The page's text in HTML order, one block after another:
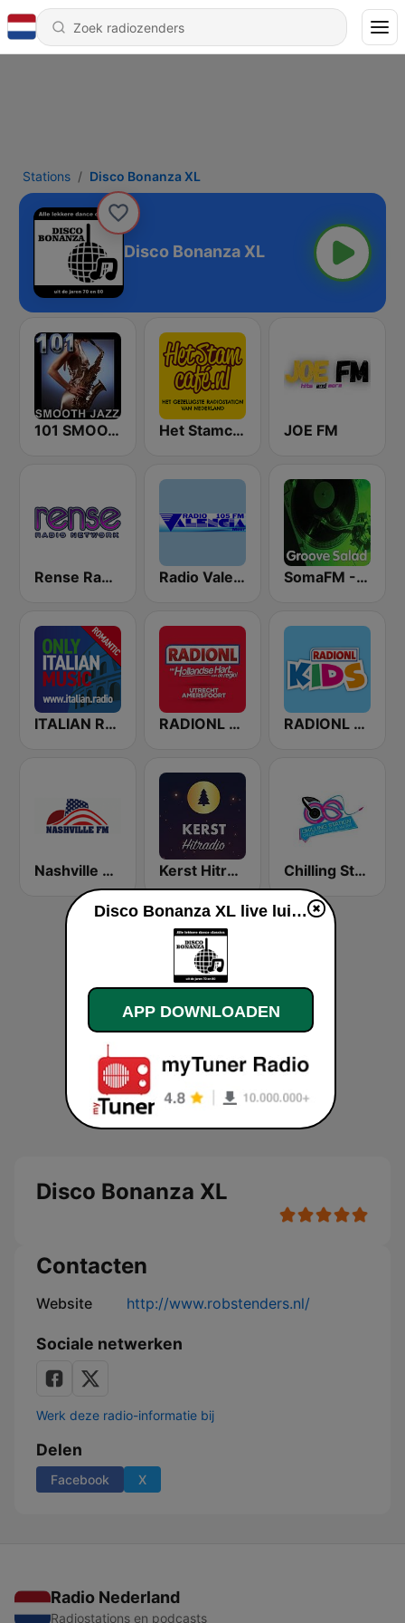
Stations Disco Bonanza XL
Disco Bonanza XL
101 SMOOTH JAZZ Het Stamcafe.nl JOE FM
Rense Radio Network Radio Valencia SomaFM - Groove Salad
ITALIAN RADIO - ITALIAN.radio RADIONL Editie Midden Brabant RADIONL Kids
Nashville FM Kerst Hitradio Chilling Station
Disco Bonanza XL
Contacten
Website http://www.robstenders.nl/
Sociale netwerken
Werk deze radio-informatie bij
Delen
Facebook X
Radio Nederland
Radiostations en podcasts
Disco Bonanza XL live luisteren
APP DOWNLOADEN